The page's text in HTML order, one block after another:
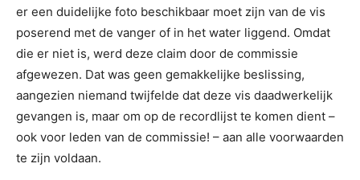
er een duidelijke foto beschikbaar moet zijn van de vis
poserend met de vanger of in het water liggend. Omdat
die er niet is, werd deze claim door de commissie
afgewezen. Dat was geen gemakkelijke beslissing,
aangezien niemand twijfelde dat deze vis daadwerkelijk
gevangen is, maar om op de recordlijst te komen dient –
ook voor leden van de commissie! – aan alle voorwaarden
te zijn voldaan.